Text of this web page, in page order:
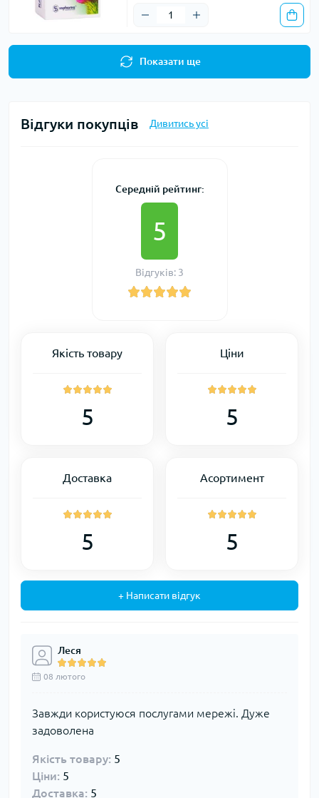
Показати ще
Відгуки покупців Дивитись усі
Середній рейтинг:
5
Відгуків: 3
+ Написати відгук
Якість товару
5
Ціни
5
Доставка
5
Асортимент
5
Леся
08 лютого
Завжди користуюся послугами мережі. Дуже
задоволена
Якість товару: 5
Ціни: 5
Доставка: 5